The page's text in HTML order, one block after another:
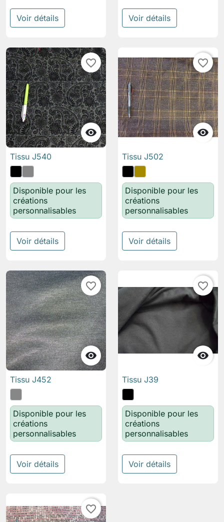
Voir détails Voir détails

favorite_border
Tissu J540
Disponible pour les
créations
personnalisables
Voir détails

favorite_border
Tissu J502
Disponible pour les
créations
personnalisables
Voir détails

favorite_border
Tissu J452
Disponible pour les
créations
personnalisables
Voir détails

favorite_border
Tissu J39
Disponible pour les
créations
personnalisables
Voir détails
favorite_border